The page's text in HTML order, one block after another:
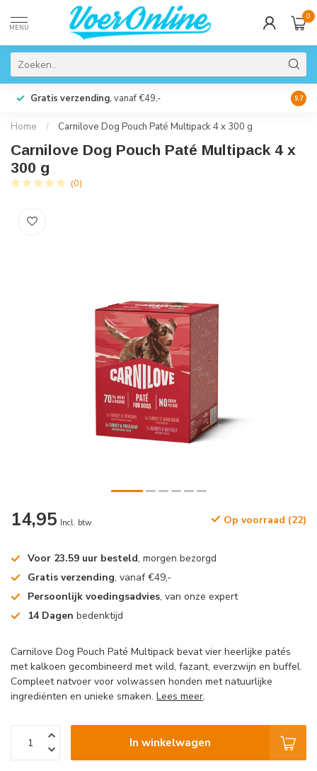
MENU
0
Gratis verzending, vanaf €49,- 9.7
Home / Carnilove Dog Pouch Paté Multipack 4 x 300 g
Carnilove Dog Pouch Paté Multipack 4 x
300 g
(0)
14,95 Incl. btw Op voorraad (22)
Voor 23.59 uur besteld, morgen bezorgd
Gratis verzending, vanaf €49,-
Persoonlijk voedingsadvies, van onze expert
14 Dagen bedenktijd
Carnilove Dog Pouch Paté Multipack bevat vier heerlijke patés
met kalkoen gecombineerd met wild, fazant, everzwijn en buffel.
Compleet natvoer voor volwassen honden met natuurlijke
ingrediënten en unieke smaken. Lees meer.
In winkelwagen